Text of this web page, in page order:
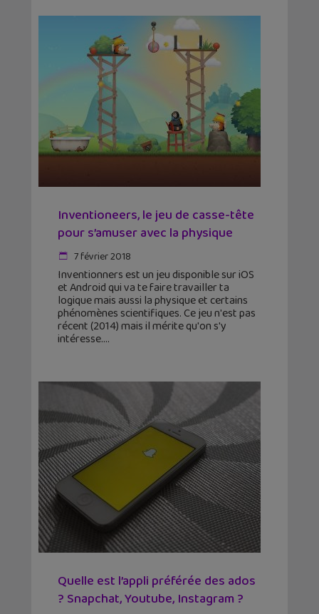
Inventioneers, le jeu de casse-tête
pour s’amuser avec la physique
7 février 2018
Inventionners est un jeu disponible sur iOS
et Android qui va te faire travailler ta
logique mais aussi la physique et certains
phénomènes scientifiques. Ce jeu n'est pas
récent (2014) mais il mérite qu'on s'y
intéresse.
Quelle est l’appli préférée des ados
? Snapchat, Youtube, Instagram ?